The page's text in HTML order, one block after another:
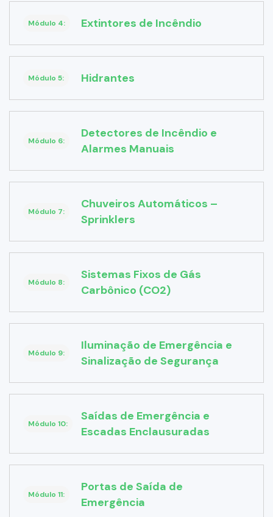
Módulo 4: Extintores de Incêndio
Módulo 5: Hidrantes
Módulo 6:
Detectores de Incêndio e
Alarmes Manuais
Módulo 7:
Chuveiros Automáticos –
Sprinklers
Módulo 8:
Sistemas Fixos de Gás
Carbônico (CO2)
Módulo 9:
Iluminação de Emergência e
Sinalização de Segurança
Módulo 10:
Saídas de Emergência e
Escadas Enclausuradas
Módulo 11:
Portas de Saída de
Emergência